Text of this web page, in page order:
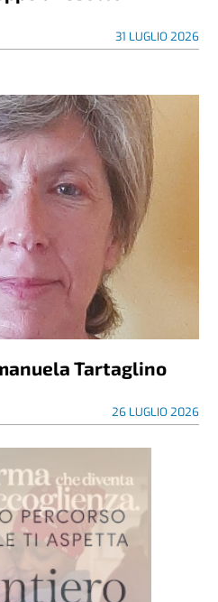
31 LUGLIO 2026
Tartaglino
26 LUGLIO 2026